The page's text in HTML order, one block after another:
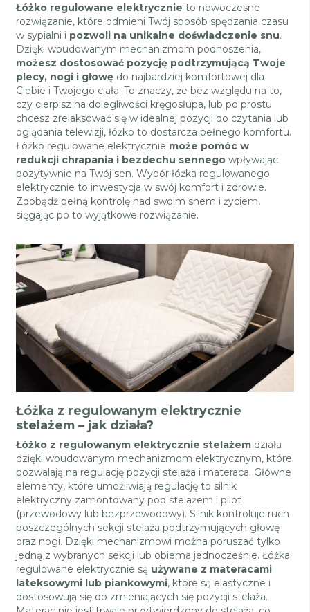
Łóżko regulowane elektrycznie to nowoczesne
rozwiązanie, które odmieni Twój sposób spędzania czasu
w sypialni i pozwoli na unikalne doświadczenie snu.
Dzięki wbudowanym mechanizmom podnoszenia,
możesz dostosować pozycję podtrzymującą Twoje
plecy, nogi i głowę do najbardziej komfortowej dla
Ciebie i Twojego ciała. To znaczy, że bez względu na to,
czy cierpisz na dolegliwości kręgosłupa, lub po prostu
chcesz zrelaksować się w idealnej pozycji do czytania lub
oglądania telewizji, łóżko to dostarcza pełnego komfortu.
Łóżko regulowane elektrycznie może pomóc w
redukcji chrapania i bezdechu sennego wpływając
pozytywnie na Twój sen. Wybór łóżka regulowanego
elektrycznie to inwestycja w swój komfort i zdrowie.
Zdobądź pełną kontrolę nad swoim snem i życiem,
sięgając po to wyjątkowe rozwiązanie.
Łóżka z regulowanym elektrycznie
stelażem – jak działa?
Łóżko z regulowanym elektrycznie stelażem działa
dzięki wbudowanym mechanizmom elektrycznym, które
pozwalają na regulację pozycji stelaża i materaca. Główne
elementy, które umożliwiają regulację to silnik
elektryczny zamontowany pod stelażem i pilot
(przewodowy lub bezprzewodowy). Silnik kontroluje ruch
poszczególnych sekcji stelaża podtrzymujących głowę
oraz nogi. Dzięki mechanizmowi można poruszać tylko
jedną z wybranych sekcji lub obiema jednocześnie. Łóżka
regulowane elektrycznie są używane z materacami
lateksowymi lub piankowymi, które są elastyczne i
dostosowują się do zmieniających się pozycji stelaża.